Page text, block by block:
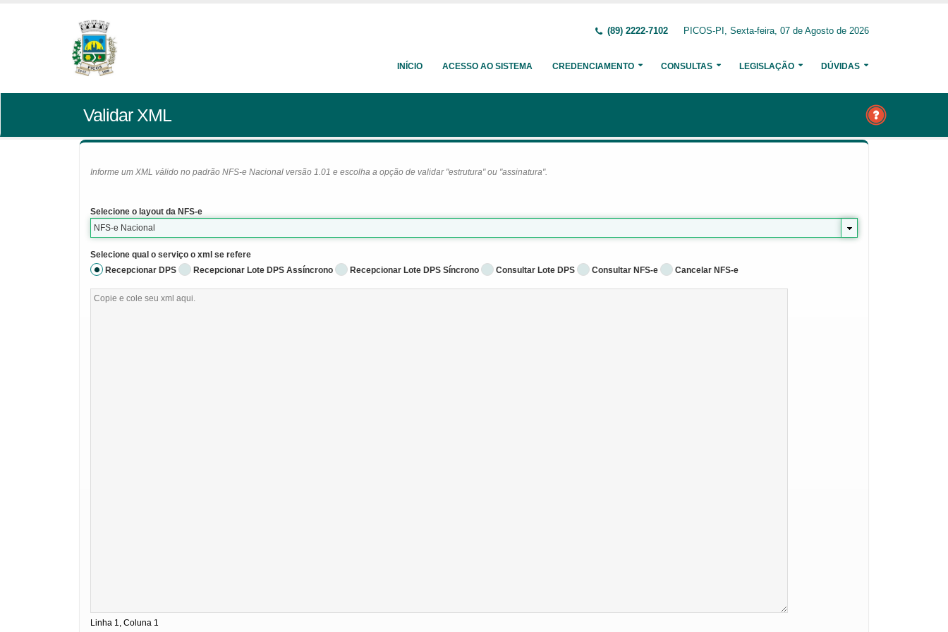
(89) 2222-7102 PICOS-PI, Sexta-feira, 07 de Agosto de 2026
INÍCIO ACESSO AO SISTEMA CREDENCIAMENTO CONSULTAS LEGISLAÇÃO DÚVIDAS
Validar XML
Informe um XML válido no padrão NFS-e Nacional versão 1.01 e escolha a opção de validar "estrutura" ou "assinatura".
Selecione o layout da NFS-e
NFS-e Nacional
Selecione qual o serviço o xml se refere
Recepcionar DPS
Recepcionar Lote DPS Assíncrono Recepcionar Lote DPS Síncrono Consultar Lote DPS Consultar NFS-e Cancelar NFS-e
Linha 1, Coluna 1